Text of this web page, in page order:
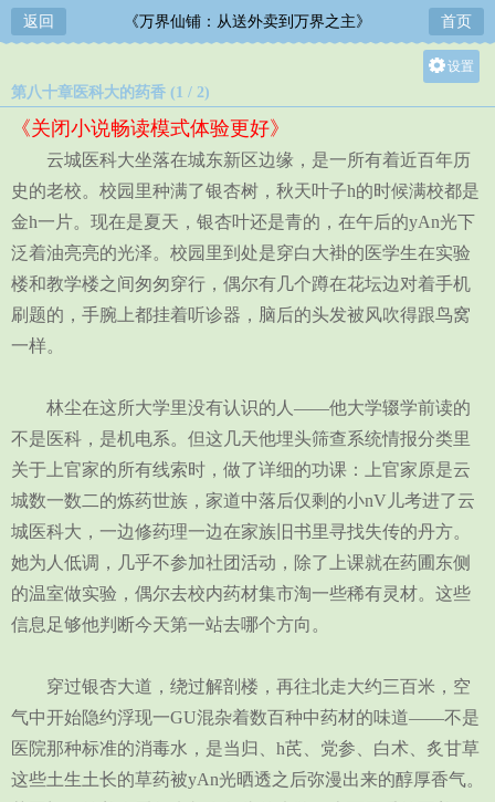
返回 《万界仙铺：从送外卖到万界之主》 首页
设置
中
小
第八十章医科大的药香 (1 / 2)
《关闭小说畅读模式体验更好》
云城医科大坐落在城东新区边缘，是一所有着近百年历
史的老校。校园里种满了银杏树，秋天叶子h的时候满校都是
金h一片。现在是夏天，银杏叶还是青的，在午后的yAn光下
泛着油亮亮的光泽。校园里到处是穿白大褂的医学生在实验
楼和教学楼之间匆匆穿行，偶尔有几个蹲在花坛边对着手机
刷题的，手腕上都挂着听诊器，脑后的头发被风吹得跟鸟窝
一样。
林尘在这所大学里没有认识的人——他大学辍学前读的
不是医科，是机电系。但这几天他埋头筛查系统情报分类里
关于上官家的所有线索时，做了详细的功课：上官家原是云
城数一数二的炼药世族，家道中落后仅剩的小nV儿考进了云
城医科大，一边修药理一边在家族旧书里寻找失传的丹方。
她为人低调，几乎不参加社团活动，除了上课就在药圃东侧
的温室做实验，偶尔去校内药材集市淘一些稀有灵材。这些
信息足够他判断今天第一站去哪个方向。
穿过银杏大道，绕过解剖楼，再往北走大约三百米，空
气中开始隐约浮现一GU混杂着数百种中药材的味道——不是
医院那种标准的消毒水，是当归、h芪、党参、白术、炙甘草
这些土生土长的草药被yAn光晒透之后弥漫出来的醇厚香气。